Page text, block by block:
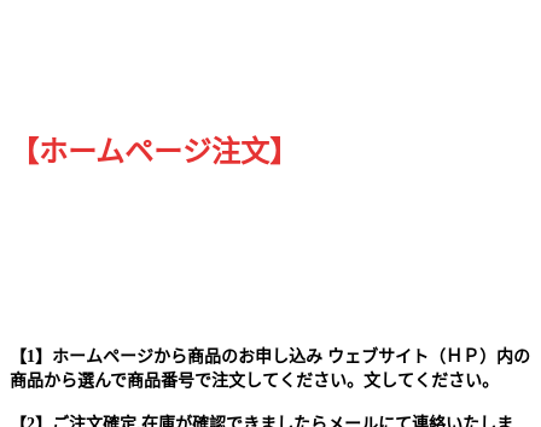
【ホームページ注文】
【1】ホームページから商品のお申し込み ウェブサイト（ＨＰ）内の
商品から選んで商品番号で注文してください。文してください。